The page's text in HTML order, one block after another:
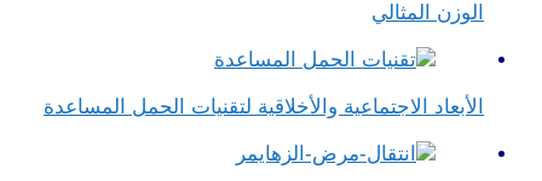
الوزن المثالي
الأبعاد الاجتماعية والأخلاقية لتقنيات الحمل المساعدة